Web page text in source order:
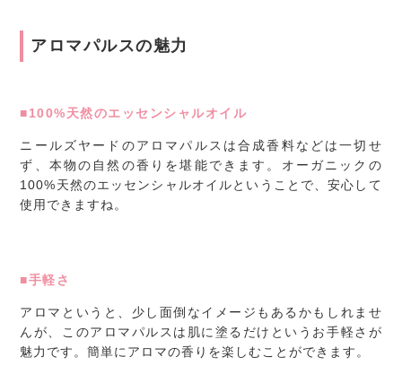
アロマパルスの魅力
■100%天然のエッセンシャルオイル
ニールズヤードのアロマパルスは合成香料などは一切せ
ず、本物の自然の香りを堪能できます。オーガニックの
100%天然のエッセンシャルオイルということで、安心して
使用できますね。
■手軽さ
アロマというと、少し面倒なイメージもあるかもしれませ
んが、このアロマパルスは肌に塗るだけというお手軽さが
魅力です。簡単にアロマの香りを楽しむことができます。